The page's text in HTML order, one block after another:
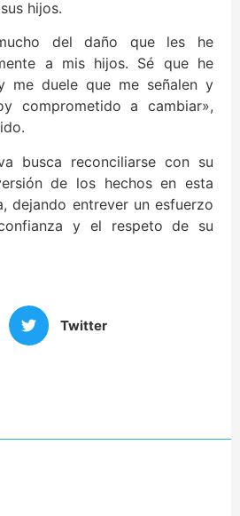
hijos.
del daño que les he
a mis hijos. Sé que he
me duele que me señalen y
comprometido a cambiar»,
busca reconciliarse con su
de los hechos en esta
dejando entrever un esfuerzo
y el respeto de su
Twitter